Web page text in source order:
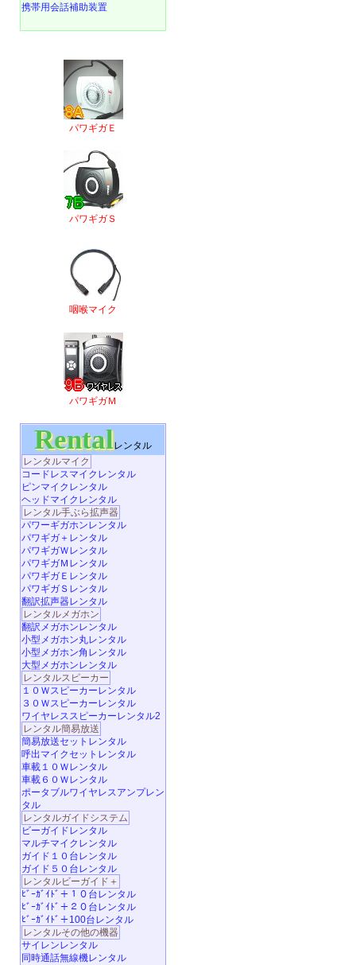
携帯用会話補助装置
パワギガＥ
パワギガＳ
咽喉マイク
パワギガＭ
Rentalレンタル
レンタルマイク
コードレスマイクレンタル
ピンマイクレンタル
ヘッドマイクレンタル
レンタル手ぶら拡声器
パワーギガホンレンタル
パワギガ＋レンタル
パワギガＷレンタル
パワギガＭレンタル
パワギガＥレンタル
パワギガＳレンタル
翻訳拡声器レンタル
レンタルメガホン
翻訳メガホンレンタル
小型メガホン丸レンタル
小型メガホン角レンタル
大型メガホンレンタル
レンタルスピーカー
１０Ｗスピーカーレンタル
３０Ｗスピーカーレンタル
ワイヤレススピーカーレンタル2
レンタル簡易放送
簡易放送セットレンタル
呼出マイクセットレンタル
車載１０Ｗレンタル
車載６０Ｗレンタル
ポータブルワイヤレスアンプレン
タル
レンタルガイドシステム
ビーガイドレンタル
マルチマイクレンタル
ガイド１０台レンタル
ガイド５０台レンタル
レンタルビーガイド＋
ﾋﾞｰｶﾞｲﾄﾞ＋１０台レンタル
ﾋﾞｰｶﾞｲﾄﾞ＋２０台レンタル
ﾋﾞｰｶﾞｲﾄﾞ＋100台レンタル
レンタルその他の機器
サイレンレンタル
同時通話無線機レンタル